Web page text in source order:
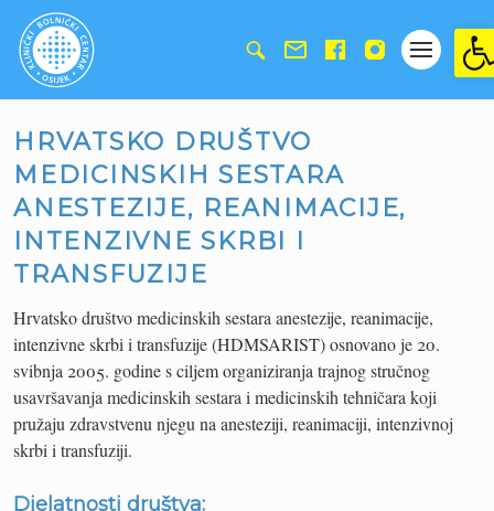
HRVATSKO DRUŠTVO
MEDICINSKIH SESTARA
ANESTEZIJE, REANIMACIJE,
INTENZIVNE SKRBI I
TRANSFUZIJE
Hrvatsko društvo medicinskih sestara anestezije, reanimacije,
intenzivne skrbi i transfuzije (HDMSARIST) osnovano je 20.
svibnja 2005. godine s ciljem organiziranja trajnog stručnog
usavršavanja medicinskih sestara i medicinskih tehničara koji
pružaju zdravstvenu njegu na anesteziji, reanimaciji, intenzivnoj
skrbi i transfuziji.
Djelatnosti društva: